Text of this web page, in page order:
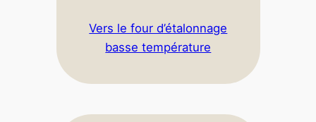
Vers le four d’étalonnage
basse température